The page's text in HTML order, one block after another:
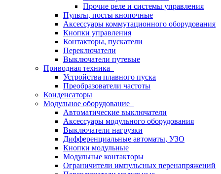
Прочие реле и системы управления
Пульты, посты кнопочные
Аксессуары коммутационного оборудования
Кнопки управления
Контакторы, пускатели
Переключатели
Выключатели путевые
Приводная техника
Устройства плавного пуска
Преобразователи частоты
Конденсаторы
Модульное оборудование
Автоматические выключатели
Аксессуары модульного оборудования
Выключатели нагрузки
Дифференциальные автоматы, УЗО
Кнопки модульные
Модульные контакторы
Ограничители импульсных перенапряжений